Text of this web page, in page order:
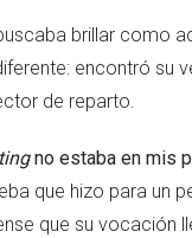
brillar como
encontró su
de reparto.
no estaba en mis
que hizo para un
que su vocación